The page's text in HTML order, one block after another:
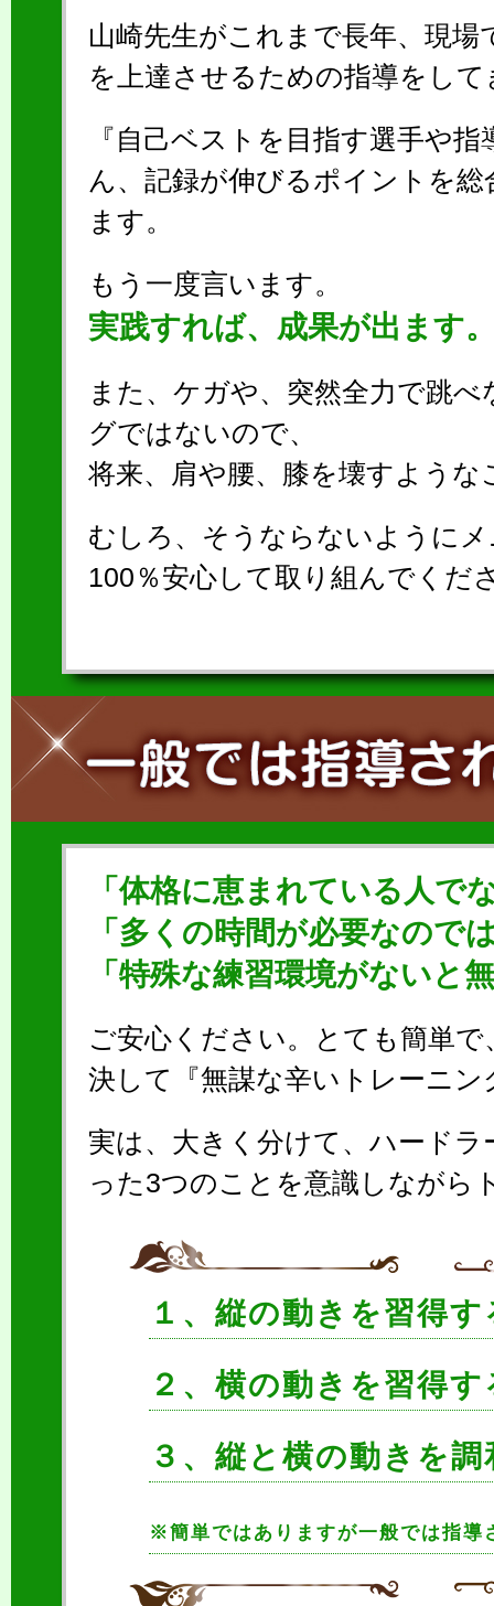
山崎先生がこれまで長年、現
を上達させるための指導をし
『自己ベストを目指す選手や
ん、記録が伸びるポイントを
ます。
もう一度言います。
実践すれば、成果が出ます
また、ケガや、突然全力で跳
グではないので、
将来、肩や腰、膝を壊すよう
むしろ、そうならないように
100％安心して取り組んでくだ
「体格に恵まれている人で
「多くの時間が必要なので
「特殊な練習環境がないと
ご安心ください。とても簡単
決して『無謀な辛いトレーニ
実は、大きく分けて、ハード
った3つのことを意識しながら
１、縦の動きを習得す
２、横の動きを習得す
３、縦と横の動きを
※簡単ではありますが一般では指導